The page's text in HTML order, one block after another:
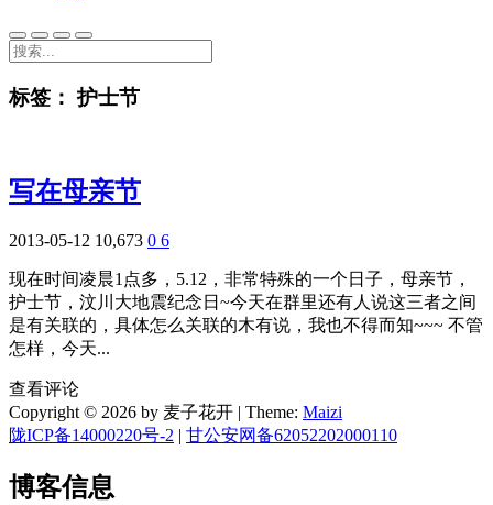
标签：护士节
写在母亲节
2013-05-12 10,673 0 6
现在时间凌晨1点多，5.12，非常特殊的一个日子，母亲节，
护士节，汶川大地震纪念日~今天在群里还有人说这三者之间
是有关联的，具体怎么关联的木有说，我也不得而知~~~ 不管
怎样，今天...
查看评论
Copyright © 2026 by 麦子花开 | Theme: Maizi
陇ICP备14000220号-2 | 甘公安网备62052202000110
博客信息